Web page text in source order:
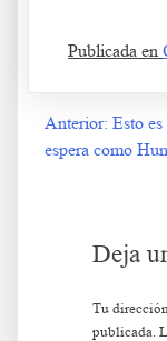
Publicada en
Navegación
Anterior: Esto
espera como
Deja
Tu
publicada.